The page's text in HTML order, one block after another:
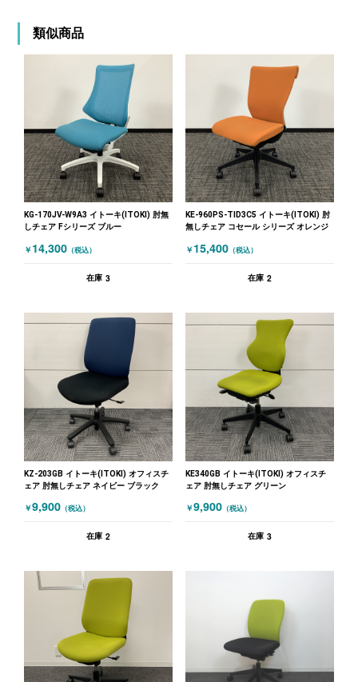
類似商品
KG-170JV-W9A3 イトーキ(ITOKI) 肘無
しチェア Fシリーズ ブルー
￥ 14,300 （税込）
在庫 3
KE-960PS-TID3C5 イトーキ(ITOKI) 肘
無しチェア コセール シリーズ オレンジ
￥ 15,400 （税込）
在庫 2
KZ-203GB イトーキ(ITOKI) オフィスチ
ェア 肘無しチェア ネイビー ブラック
￥9,900 （税込）
在庫 2
KE340GB イトーキ(ITOKI) オフィスチ
ェア 肘無しチェア グリーン
￥9,900 （税込）
在庫 3